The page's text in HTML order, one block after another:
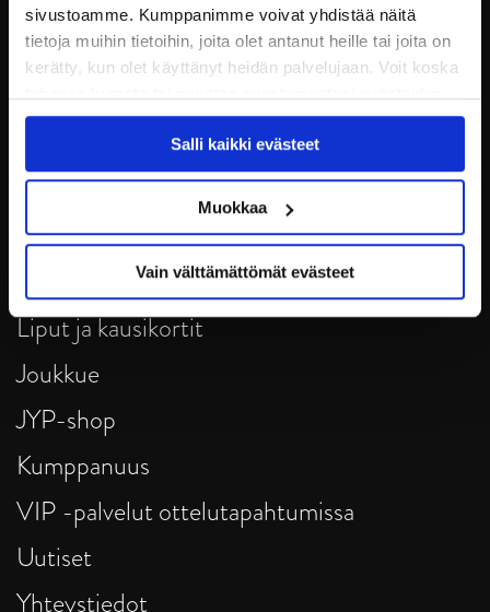
sivustoamme. Kumppanimme voivat yhdistää näitä
tietoja muihin tietoihin, joita olet antanut heille tai joita on
kerätty, kun olet käyttänyt heidän palvelujaan. Voit koska
käytöstäEvästeet-sivultamme.
Salli kaikki evästeet
Muokkaa
Vain välttämättömät evästeet
JYP Jyväskylä Oy
Puistokatu 21, 40200 Jyväskylä
Tietosuoja
Ottelut
Liput ja kausikortit
Joukkue
JYP-shop
Kumppanuus
VIP -palvelut ottelutapahtumissa
Uutiset
Yhteystiedot